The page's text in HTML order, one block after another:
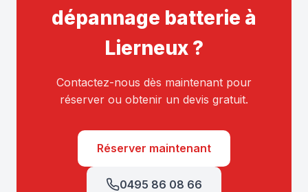
dépannage batterie à
Lierneux ?
Contactez-nous dès maintenant pour
réserver ou obtenir un devis gratuit.
Réserver maintenant
0495 86 08 66